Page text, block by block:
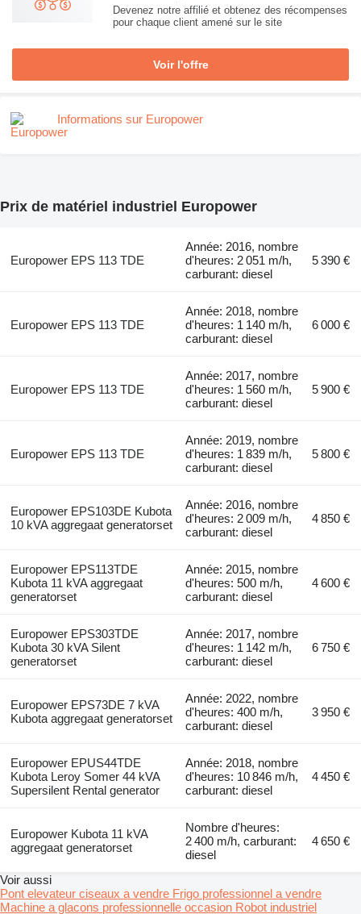
Devenez notre affilié et obtenez des récompenses
pour chaque client amené sur le site
Voir l'offre
Informations sur Europower
Prix de matériel industriel Europower
Europower EPS 113 TDE
Année: 2016, nombre
d'heures: 2 051 m/h,
carburant: diesel
5 390 €
Europower EPS 113 TDE
Année: 2018, nombre
d'heures: 1 140 m/h,
carburant: diesel
6 000 €
Europower EPS 113 TDE
Année: 2017, nombre
d'heures: 1 560 m/h,
carburant: diesel
5 900 €
Europower EPS 113 TDE
Année: 2019, nombre
d'heures: 1 839 m/h,
carburant: diesel
5 800 €
Europower EPS103DE Kubota
10 kVA aggregaat generatorset
Année: 2016, nombre
d'heures: 2 009 m/h,
carburant: diesel
4 850 €
Europower EPS113TDE
Kubota 11 kVA aggregaat
generatorset
Année: 2015, nombre
d'heures: 500 m/h,
carburant: diesel
4 600 €
Europower EPS303TDE
Kubota 30 kVA Silent
generatorset
Année: 2017, nombre
d'heures: 1 142 m/h,
carburant: diesel
6 750 €
Europower EPS73DE 7 kVA
Kubota aggregaat generatorset
Année: 2022, nombre
d'heures: 400 m/h,
carburant: diesel
3 950 €
Europower EPUS44TDE
Kubota Leroy Somer 44 kVA
Supersilent Rental generator
Année: 2018, nombre
d'heures: 10 846 m/h,
carburant: diesel
4 450 €
Europower Kubota 11 kVA
aggregaat generatorset
Nombre d'heures:
2 400 m/h, carburant:
diesel
4 650 €
Voir aussi
Pont elevateur ciseaux a vendre Frigo professionnel a vendre
Machine a glacons professionnelle occasion Robot industriel